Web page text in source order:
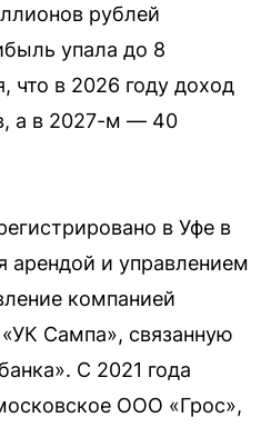
рублей
упала до 8
что в 2026 году доход
а в 2027-м — 40
в Уфе в
арендой и управлением
компанией
Сампа», связанную
С 2021 года
ООО «Грос»,